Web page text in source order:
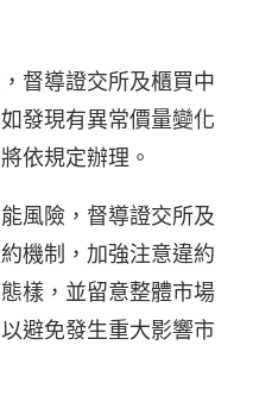
督導證交所及櫃買中
發現有異常價量變化
依規定辦理。
風險，督導證交所及
機制，加強注意違約
樣，並留意整體市場
避免發生重大影響市